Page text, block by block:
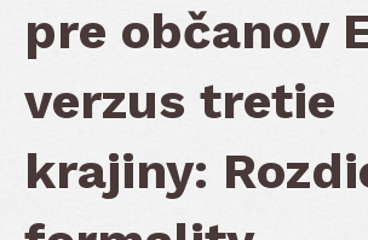
pre občanov
verzus tretie
krajiny: